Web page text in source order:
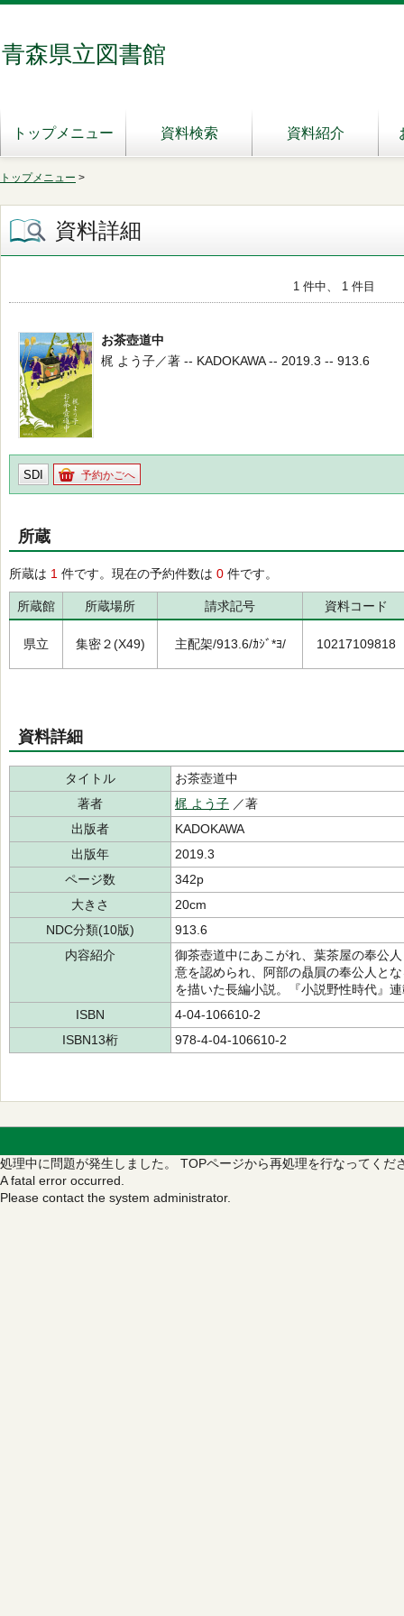
青森県立図書館
トップメニュー 資料検索 資料紹介
トップメニュー >
資料詳細
1 件中、 1 件目
お茶壺道中
梶 よう子／著 -- KADOKAWA -- 2019.3 -- 913.6
SDI 予約かごへ
所蔵
所蔵は 1 件です。現在の予約件数は 0 件です。
所蔵館 所蔵場所 請求記号 資料コード
県立 集密２(X49) 主配架/913.6/ｶｼﾞ*ﾖ/ 10217109818
資料詳細
タイトル
お茶壺道中
著者
梶 よう子 ／著
出版者
KADOKAWA
出版年
2019.3
ページ数
342p
大きさ
20cm
NDC分類(10版)
913.6
内容紹介
御茶壺道中にあこがれ、葉茶屋の奉公
意を認められ、阿部の贔屓の奉公人と
を描いた長編小説。『小説野性時代』
ISBN
4-04-106610-2
ISBN13桁
978-4-04-106610-2
処理中に問題が発生しました。 TOPページから再処理を行なってくだ
A fatal error occurred.
Please contact the system administrator.